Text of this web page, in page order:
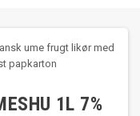
1L 7%